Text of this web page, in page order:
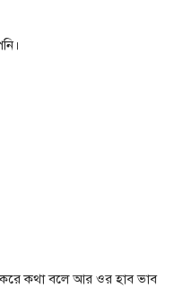
কথা বলে আর ওর হাব ভাব